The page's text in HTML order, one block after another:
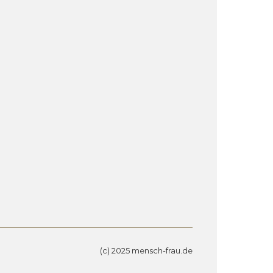
(c) 2025 mensch-frau.de